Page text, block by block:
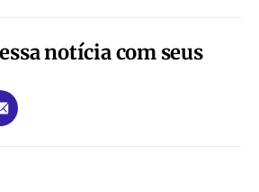
notícia com seus